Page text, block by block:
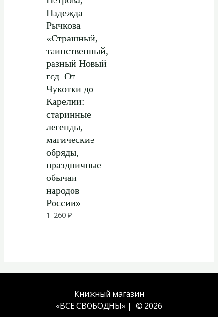
Надежда
Рычкова
«Страшный,
таинственный,
разный Новый
год. От
Чукотки до
Карелии:
старинные
легенды,
магические
обряды,
праздничные
обычаи
народов
России»
1 260₽
Книжный магазин
«ВСЕ СВОБОДНЫ» | © 2026